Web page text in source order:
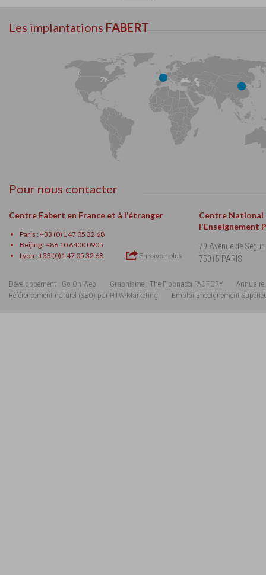
Les implantations FABERT
Pour nous contacter
Centre Fabert en France et à l'étranger
Paris : +33 (0)1 47 05 32 68
Beijing : +86 10 6400 0905
Lyon : +33 (0)1 47 05 32 68
En savoir plus
Centre National
l'Enseignement
79 Avenue de Ségur
75015 PARIS
Développement : Go On Web Graphisme : The Fibonacci FACTORY
Annuaire
Référencement naturel (SEO) par HTW-Marketing
Emploi Enseignement